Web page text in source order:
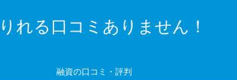
れる口コミありません！
融資の口コミ・評判